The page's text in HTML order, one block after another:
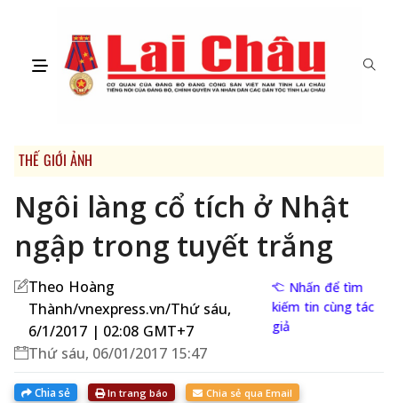
THẾ GIỚI ẢNH
Ngôi làng cổ tích ở Nhật
ngập trong tuyết trắng
Theo Hoàng
Thành/vnexpress.vn/Thứ sáu,
6/1/2017 | 02:08 GMT+7
Nhấn để tìm
kiếm tin cùng tác
giả
Thứ sáu, 06/01/2017 15:47
Chia sẻ In trang báo Chia sẻ qua Email